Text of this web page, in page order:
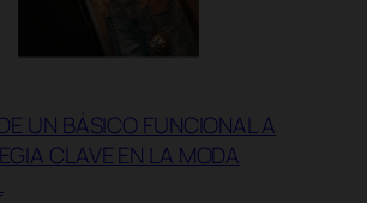
UN BÁSICO FUNCIONAL A
CLAVE EN LA MODA